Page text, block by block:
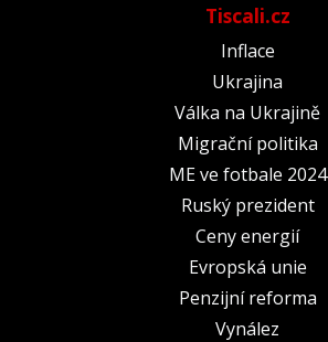
Tiscali.cz
Inflace
Ukrajina
Válka na Ukrajině
Migrační politika
ME ve fotbale 2024
Ruský prezident
Ceny energií
Evropská unie
Penzijní reforma
Vynález